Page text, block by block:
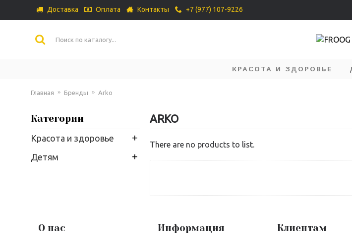
Доставка Оплата Контакты +7 (977) 107-9226
КРАСОТА И ЗДОРОВЬЕ
Главная Бренды Arko
Категории
Красота и здоровье +
Детям +
ARKO
There are no products to list.
О нас Информация Клиентам